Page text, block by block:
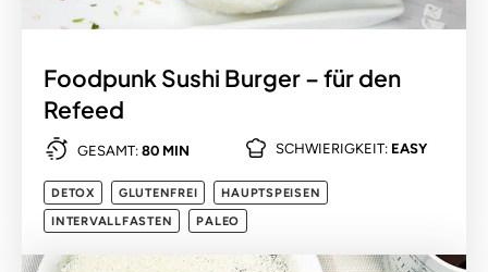
Foodpunk Sushi Burger – für den
Refeed
GESAMT: 80 MIN SCHWIERIGKEIT: EASY
DETOX GLUTENFREI
HAUPTSPEISEN
INTERVALLFASTEN
PALEO